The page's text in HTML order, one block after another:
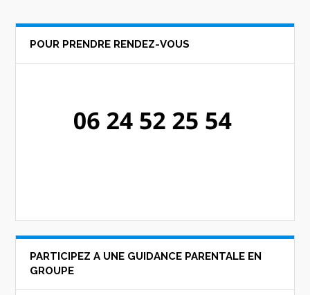
POUR PRENDRE RENDEZ-VOUS
PARTICIPEZ A UNE GUIDANCE PARENTALE EN
GROUPE